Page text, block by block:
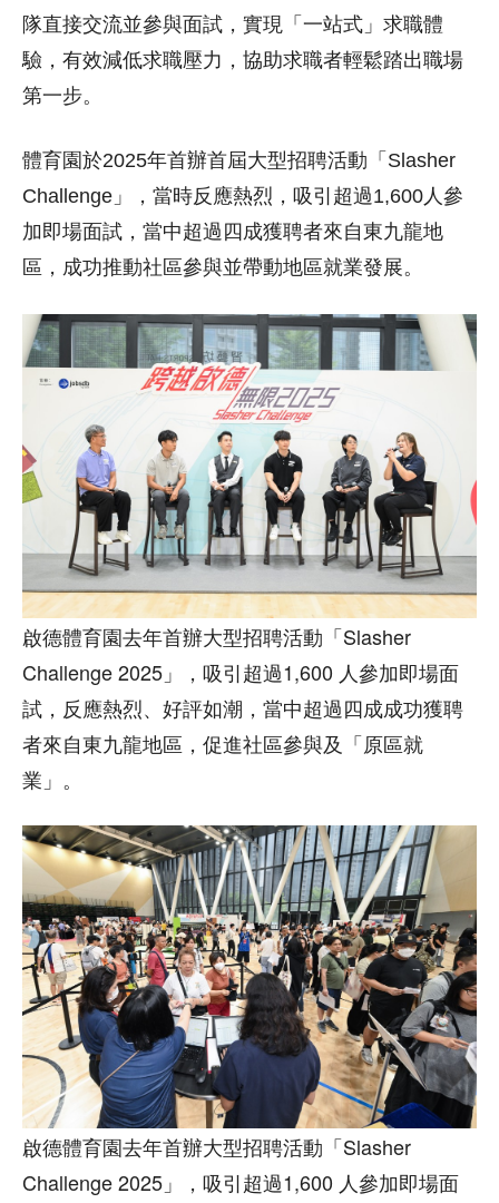
隊直接交流並參與面試，實現「一站式」求職體
驗，有效減低求職壓力，協助求職者輕鬆踏出職場
第一步。
體育園於2025年首辦首屆大型招聘活動「Slasher
Challenge」，當時反應熱烈，吸引超過1,600人參
加即場面試，當中超過四成獲聘者來自東九龍地
區，成功推動社區參與並帶動地區就業發展。
啟德體育園去年首辦大型招聘活動「Slasher
Challenge 2025」，吸引超過1,600 人參加即場面
試，反應熱烈、好評如潮，當中超過四成成功獲聘
者來自東九龍地區，促進社區參與及「原區就
業」。
啟德體育園去年首辦大型招聘活動「Slasher
Challenge 2025」，吸引超過1,600 人參加即場面